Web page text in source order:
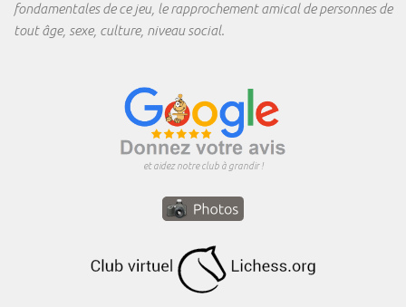
fondamentales de ce jeu, le rapprochement amical de personnes de
tout âge, sexe, culture, niveau social.
et aidez notre club à grandir !